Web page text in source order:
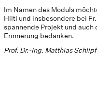
Im Namen des Moduls
Hilti und insbesondere bei
spannende Projekt und
Erinnerung bedanken.
Prof. Dr.-Ing. Matthias Schlipf